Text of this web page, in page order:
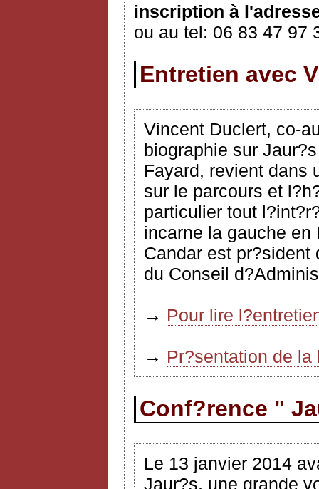
inscription à
ou au tel: 06 83 47 97
Entretien avec
Vincent Duclert, co-
biographie sur
Fayard, revient dans
sur le parcours et
particulier tout
incarne la gauche
Candar est pr?sident
du Conseil
→ Pour lire
→ Pr?sentation de
Conf?rence "
Le 13 janvier 2014
Jaur?s, une grande